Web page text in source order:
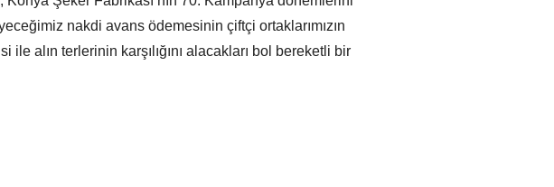
nakdi avans ödemesinin çiftçi ortaklarımızın
ile alın terlerinin karşılığını alacakları bol bereketli bir